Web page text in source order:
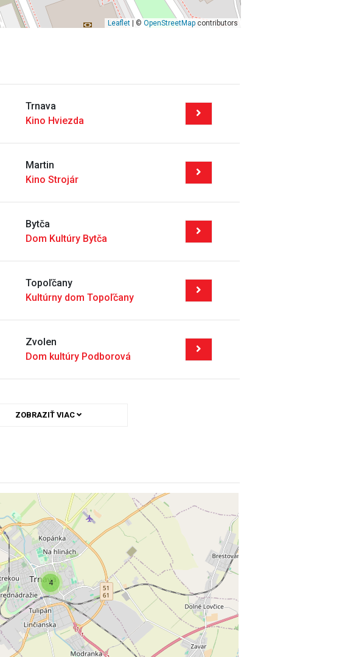
Leaflet| © OpenStreetMapcontributors
Trnava
Kino Hviezda
Martin
Kino Strojár
Bytča
Dom Kultúry Bytča
Topoľčany
Kultúrny dom Topoľčany
Zvolen
Dom kultúry Podborová
ZOBRAZIŤ VIAC
4